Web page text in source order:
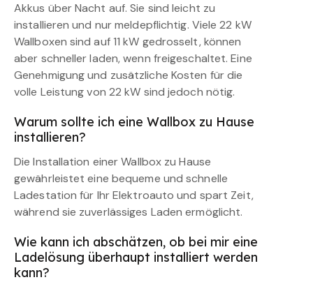
Akkus über Nacht auf. Sie sind leicht zu
installieren und nur meldepflichtig. Viele 22 kW
Wallboxen sind auf 11 kW gedrosselt, können
aber schneller laden, wenn freigeschaltet. Eine
Genehmigung und zusätzliche Kosten für die
volle Leistung von 22 kW sind jedoch nötig.
Warum sollte ich eine Wallbox zu Hause
installieren?
Die Installation einer Wallbox zu Hause
gewährleistet eine bequeme und schnelle
Ladestation für Ihr Elektroauto und spart Zeit,
während sie zuverlässiges Laden ermöglicht.
Wie kann ich abschätzen, ob bei mir eine
Ladelösung überhaupt installiert werden
kann?